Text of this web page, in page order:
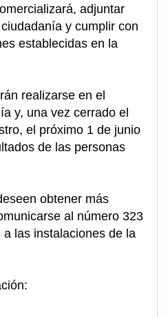
adjuntar
y cumplir con
establecidas en la
realizarse en el
y, una vez cerrado el
el próximo 1 de junio
de las personas
obtener más
al número 323
las instalaciones de la